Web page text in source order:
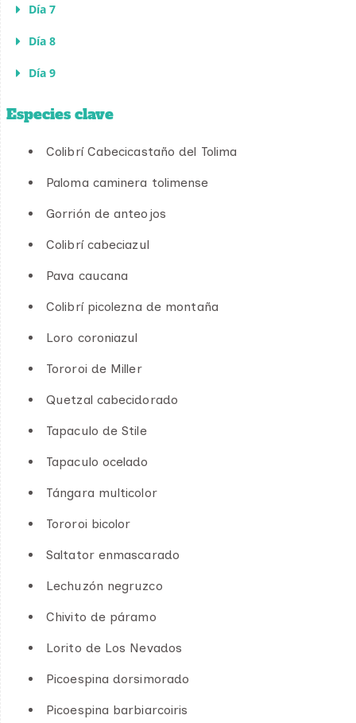
Día 7
Día 8
Día 9
Especies clave
Colibrí Cabecicastaño del Tolima
Paloma caminera tolimense
Gorrión de anteojos
Colibrí cabeciazul
Pava caucana
Colibrí picolezna de montaña
Loro coroniazul
Tororoi de Miller
Quetzal cabecidorado
Tapaculo de Stile
Tapaculo ocelado
Tángara multicolor
Tororoi bicolor
Saltator enmascarado
Lechuzón negruzco
Chivito de páramo
Lorito de Los Nevados
Picoespina dorsimorado
Picoespina barbiarcoiris